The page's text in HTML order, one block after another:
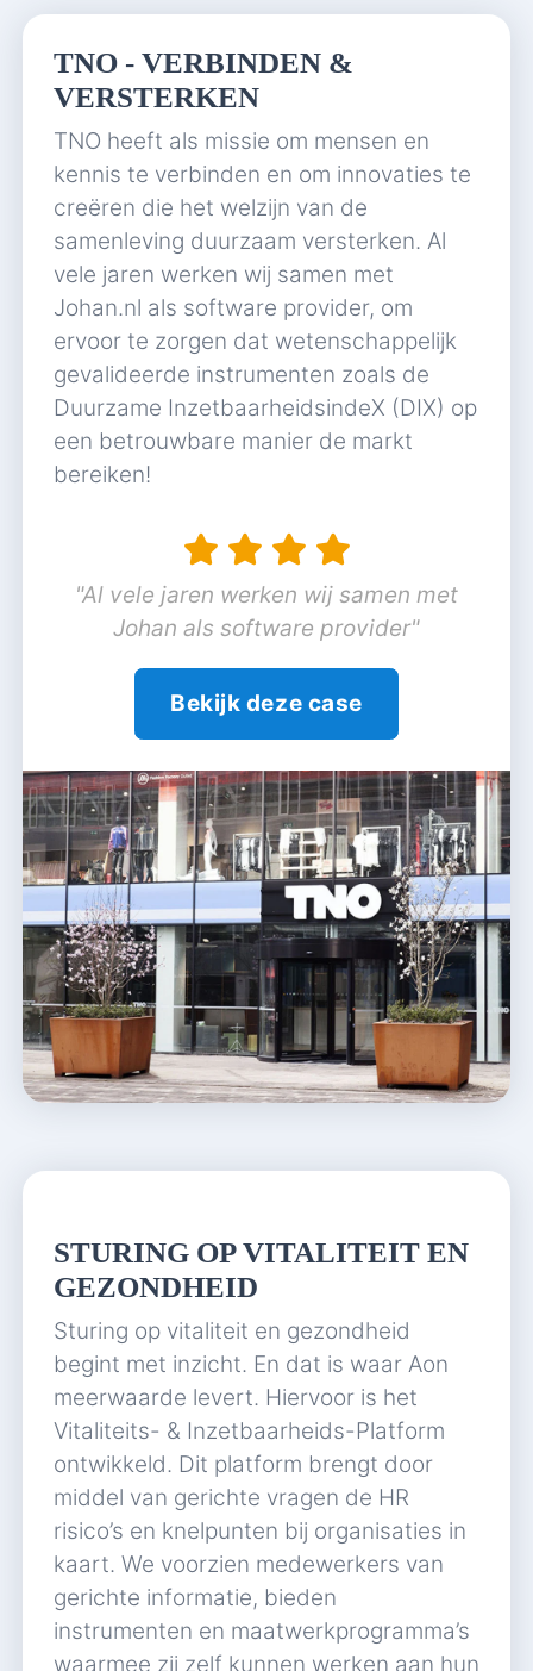
TNO - VERBINDEN &
VERSTERKEN
TNO heeft als missie om mensen en
kennis te verbinden en om innovaties te
creëren die het welzijn van de
samenleving duurzaam versterken. Al
vele jaren werken wij samen met
Johan.nl als software provider, om
ervoor te zorgen dat wetenschappelijk
gevalideerde instrumenten zoals de
Duurzame InzetbaarheidsindeX (DIX) op
een betrouwbare manier de markt
bereiken!
"Al vele jaren werken wij samen met
Johan als software provider"
Bekijk deze case
STURING OP VITALITEIT EN
GEZONDHEID
Sturing op vitaliteit en gezondheid
begint met inzicht. En dat is waar Aon
meerwaarde levert. Hiervoor is het
Vitaliteits- & Inzetbaarheids-Platform
ontwikkeld. Dit platform brengt door
middel van gerichte vragen de HR
risico’s en knelpunten bij organisaties in
kaart. We voorzien medewerkers van
gerichte informatie, bieden
instrumenten en maatwerkprogramma’s
waarmee zij zelf kunnen werken aan hun